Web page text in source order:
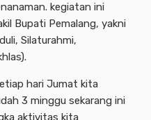
kegiatan ini
Bupati Pemalang, yakni
Silaturahmi,
hari Jumat kita
3 minggu sekarang ini
aktivitas kita